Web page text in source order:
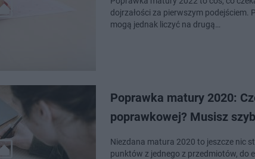
dojrzałości za pierwszym podejściem.
mogą jednak liczyć na drugą…
Poprawka matury 2020:
poprawkowej? Musisz
Niezdana matura 2020 to jeszcze nic
punktów z jednego z przedmiotów, do egzaminu można przystąpić jeszcze raz, ale trzeba się